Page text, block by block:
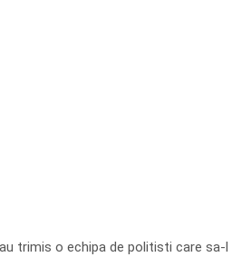
trimis o echipa de politisti care sa-l